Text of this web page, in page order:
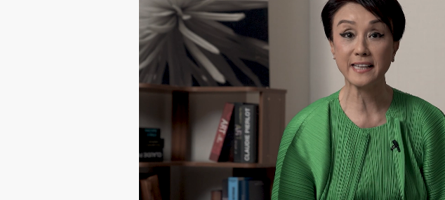
東周刊 cazbuyer PCM 電腦廣場
JobMarket 頭條搵工 EDUPLUS
關於我們 聯絡我們 隱私政策聲明 使用條款 版權及免責聲明